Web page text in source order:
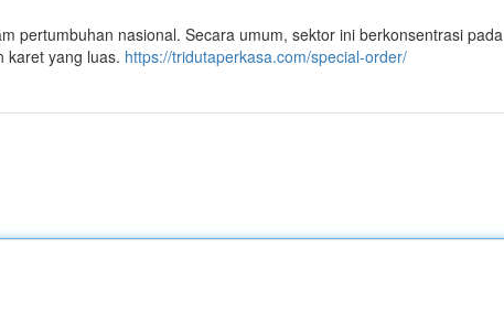
pertumbuhan nasional. Secara umum, sektor ini berkonsentrasi pada
karet yang luas. https://tridutaperkasa.com/special-order/